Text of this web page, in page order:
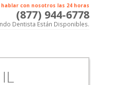
hablar con nosotros las 24 horas
(877) 944-6778
Dentista Están Disponibles.